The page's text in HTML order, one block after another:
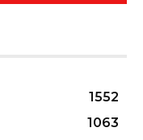
1552
1063